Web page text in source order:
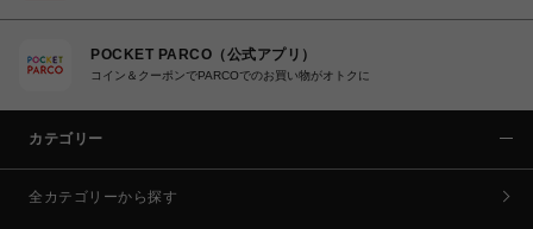
POCKET PARCO（公式アプリ）
コイン＆クーポンでPARCOでのお買い物がオトクに
カテゴリー
全カテゴリーから探す